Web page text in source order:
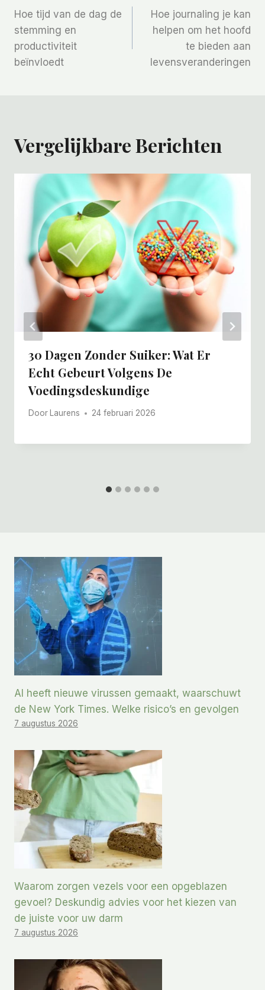
Navigatie
Hoe tijd van de dag de
stemming en
productiviteit
beïnvloedt
Hoe journaling je kan
helpen om het hoofd
te bieden aan
levensveranderingen
Vergelijkbare Berichten
30 Dagen Zonder Suiker: Wat Er
Echt Gebeurt Volgens De
Voedingsdeskundige
Door Laurens 24 februari 2026
AI heeft nieuwe virussen gemaakt, waarschuwt
de New York Times. Welke risico’s en gevolgen
7 augustus 2026
Waarom zorgen vezels voor een opgeblazen
gevoel? Deskundig advies voor het kiezen van
de juiste voor uw darm
7 augustus 2026